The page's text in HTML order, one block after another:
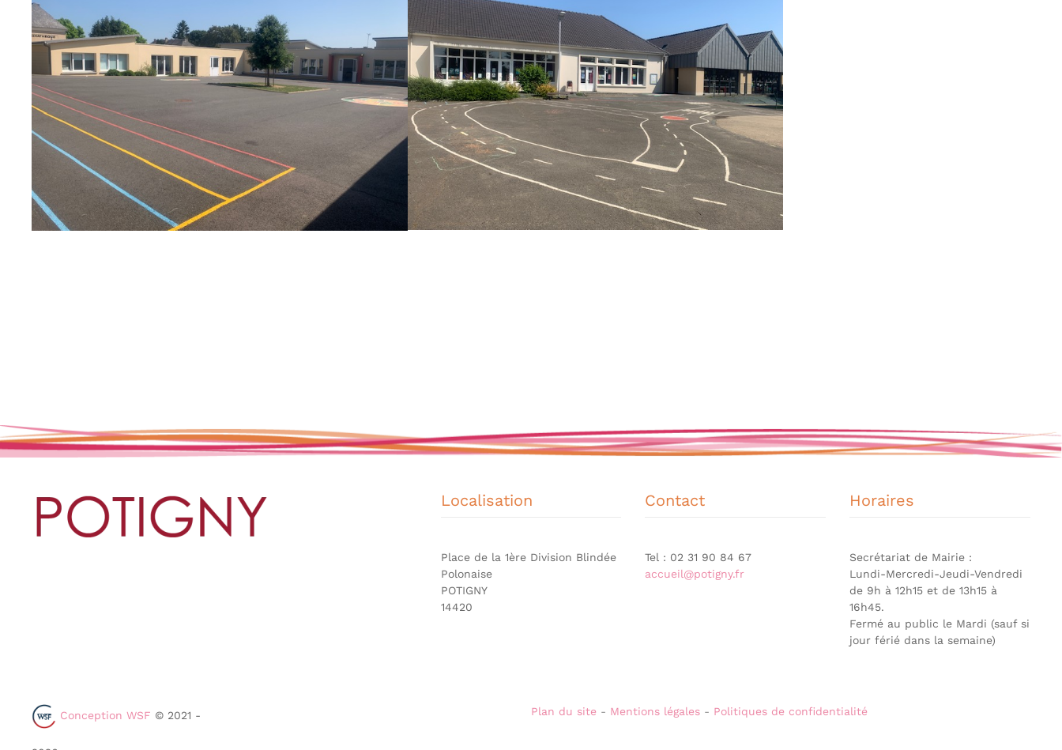
Localisation
Place de la 1ère Division Blindée
Polonaise
POTIGNY
14420
Contact
Tel : 02 31 90 84 67
accueil@potigny.fr
Horaires
Secrétariat de Mairie :
Lundi-Mercredi-Jeudi-Vendredi
de 9h à 12h15 et de 13h15 à
16h45.
Fermé au public le Mardi (sauf si
jour férié dans la semaine)
Conception WSF © 2021 - Plan du site - Mentions légales - Politiques de confidentialité